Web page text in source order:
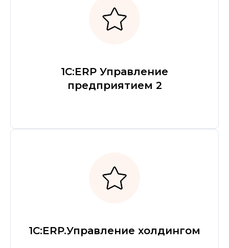
1С:ERP Управление
предприятием 2
1С:ERP.Управление холдингом